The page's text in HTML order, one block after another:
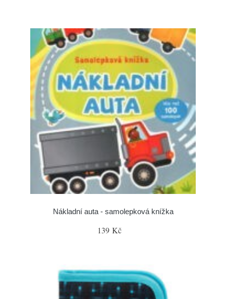
Nákladní auta - samolepková knížka
139 Kč